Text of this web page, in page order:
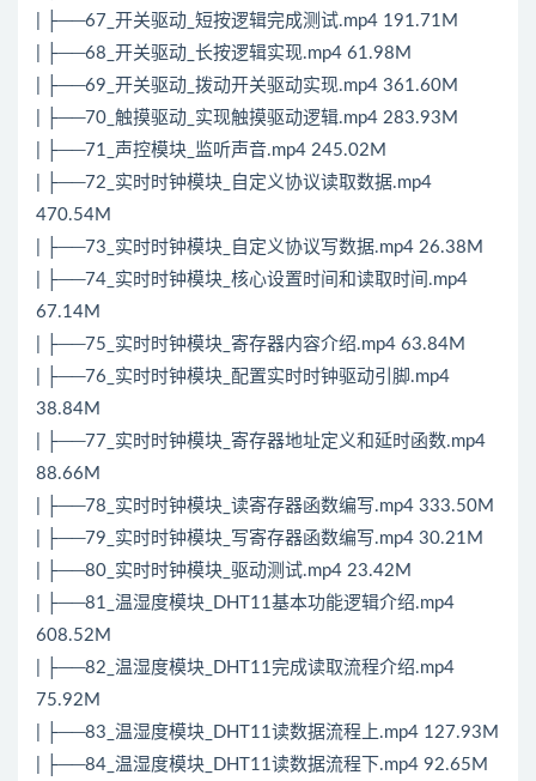
| ├──67_开关驱动_短按逻辑完成测试.mp4 191.71M
| ├──68_开关驱动_长按逻辑实现.mp4 61.98M
| ├──69_开关驱动_拨动开关驱动实现.mp4 361.60M
| ├──70_触摸驱动_实现触摸驱动逻辑.mp4 283.93M
| ├──71_声控模块_监听声音.mp4 245.02M
| ├──72_实时时钟模块_自定义协议读取数据.mp4
470.54M
| ├──73_实时时钟模块_自定义协议写数据.mp4 26.38M
| ├──74_实时时钟模块_核心设置时间和读取时间.mp4
67.14M
| ├──75_实时时钟模块_寄存器内容介绍.mp4 63.84M
| ├──76_实时时钟模块_配置实时时钟驱动引脚.mp4
38.84M
| ├──77_实时时钟模块_寄存器地址定义和延时函数.mp4
88.66M
| ├──78_实时时钟模块_读寄存器函数编写.mp4 333.50M
| ├──79_实时时钟模块_写寄存器函数编写.mp4 30.21M
| ├──80_实时时钟模块_驱动测试.mp4 23.42M
| ├──81_温湿度模块_DHT11基本功能逻辑介绍.mp4
608.52M
| ├──82_温湿度模块_DHT11完成读取流程介绍.mp4
75.92M
| ├──83_温湿度模块_DHT11读数据流程上.mp4 127.93M
| ├──84_温湿度模块_DHT11读数据流程下.mp4 92.65M